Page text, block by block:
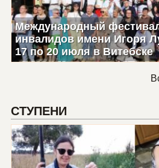
Международный
инвалидов имени Игоря
17 по 20 июля в Витебске
СТУПЕНИ